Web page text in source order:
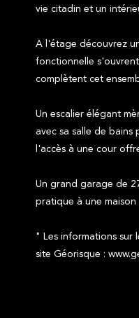
vie citadin et un
A l'étage découvrez
fonctionnelle
complètent cet
Un escalier élégant
avec sa salle de bains
l'accès à une cour
Un grand garage de
pratique à une
" Les informations sur
site Géorisque :